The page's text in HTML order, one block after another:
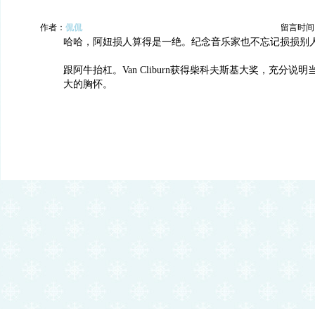
作者： 侃侃 留言时间
哈哈，阿妞损人算得是一绝。纪念音乐家也不忘记损损别
跟阿牛抬杠。Van Cliburn获得柴科夫斯基大奖，充分说明
大的胸怀。